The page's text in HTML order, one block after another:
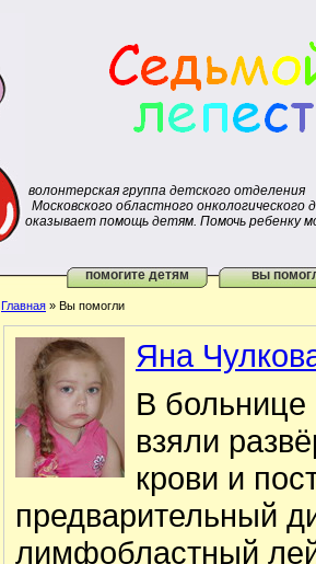
волонтерская группа детского отделения
Московского областного онкологического
оказывает помощь детям. Помочь ребенку
помогите детям вы
Главная » Вы помогли
Яна
В больнице
взяли
крови и
предварительный
лимфобластный